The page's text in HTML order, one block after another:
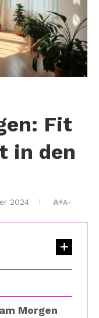
Fit
in den
2024 A+A-
Morgen